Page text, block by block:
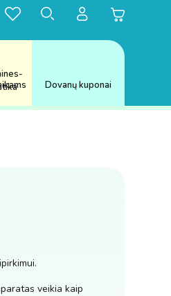
Dovanų kuponai
veikia kaip